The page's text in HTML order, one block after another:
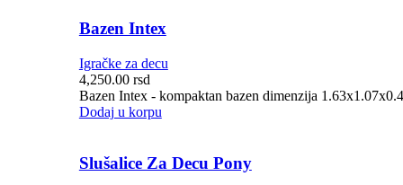
Bazen Intex
Igračke za decu
4,250.00 rsd
Bazen Intex - kompaktan bazen dimenzija
Dodaj u korpu
Slušalice Za Decu Pony